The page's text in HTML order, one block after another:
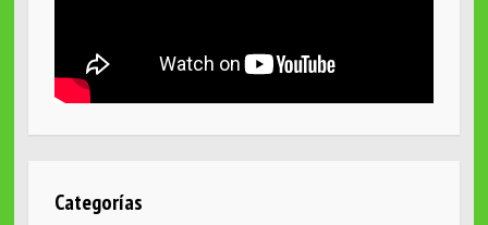
Categorías